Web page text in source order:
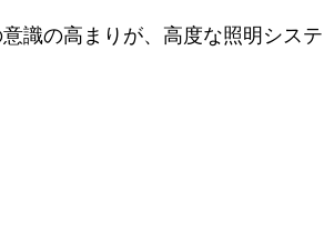
識の高まりが、高度な照明システ